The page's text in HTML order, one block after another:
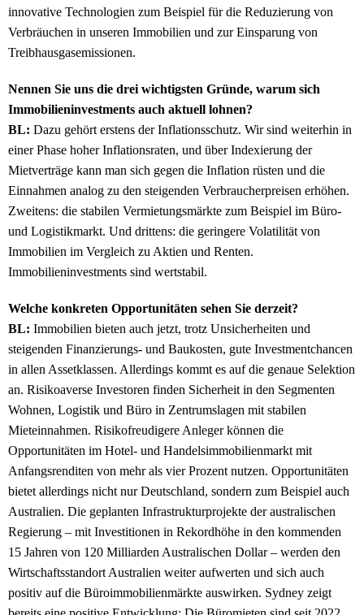
innovative Technologien zum Beispiel für die Reduzierung von
Verbräuchen in unseren Immobilien und zur Einsparung von
Treibhausgasemissionen.
Nennen Sie uns die drei wichtigsten Gründe, warum sich
Immobilieninvestments auch aktuell lohnen?
BL: Dazu gehört erstens der Inflationsschutz. Wir sind weiterhin in
einer Phase hoher Inflationsraten, und über Indexierung der
Mietverträge kann man sich gegen die Inflation rüsten und die
Einnahmen analog zu den steigenden Verbraucherpreisen erhöhen.
Zweitens: die stabilen Vermietungsmärkte zum Beispiel im Büro-
und Logistikmarkt. Und drittens: die geringere Volatilität von
Immobilien im Vergleich zu Aktien und Renten.
Immobilieninvestments sind wertstabil.
Welche konkreten Opportunitäten sehen Sie derzeit?
BL: Immobilien bieten auch jetzt, trotz Unsicherheiten und
steigenden Finanzierungs- und Baukosten, gute Investmentchancen
in allen Assetklassen. Allerdings kommt es auf die genaue Selektion
an. Risikoaverse Investoren finden Sicherheit in den Segmenten
Wohnen, Logistik und Büro in Zentrumslagen mit stabilen
Mieteinnahmen. Risikofreudigere Anleger können die
Opportunitäten im Hotel- und Handelsimmobilienmarkt mit
Anfangsrenditen von mehr als vier Prozent nutzen. Opportunitäten
bietet allerdings nicht nur Deutschland, sondern zum Beispiel auch
Australien. Die geplanten Infrastrukturprojekte der australischen
Regierung – mit Investitionen in Rekordhöhe in den kommenden
15 Jahren von 120 Milliarden Australischen Dollar – werden den
Wirtschaftsstandort Australien weiter aufwerten und sich auch
positiv auf die Büroimmobilienmärkte auswirken. Sydney zeigt